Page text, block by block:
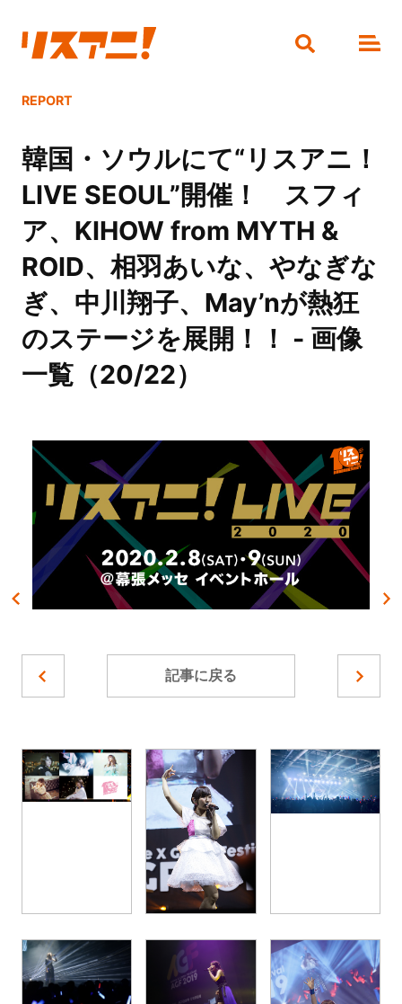
REPORT
韓国・ソウルにて“リスアニ！
LIVE SEOUL”開催！ スフィ
ア、KIHOW from MYTH &
ROID、相羽あいな、やなぎな
ぎ、中川翔子、May’nが熱狂
のステージを展開！！ - 画像
一覧（20/22）
記事に戻る